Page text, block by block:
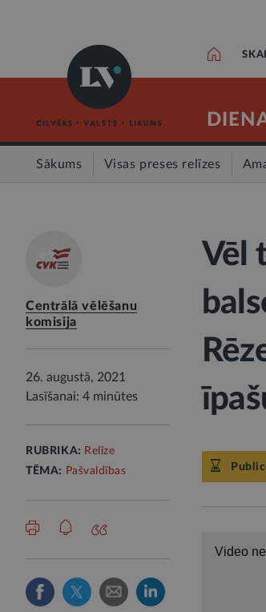
Sākums Visas preses relīzes
Centrālā vēlēšanu
komisija
26. augustā, 2021
Lasīšanai: 4 minūtes
RUBRIKA: Relīze
TĒMA: Pašvaldības
Vēl